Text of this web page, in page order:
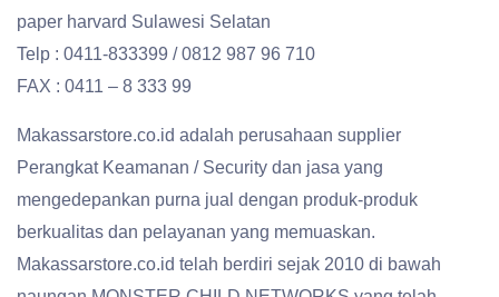
paper harvard Sulawesi Selatan
Telp : 0411-833399 / 0812 987 96 710
FAX : 0411 – 8 333 99
Makassarstore.co.id adalah perusahaan supplier
Perangkat Keamanan / Security dan jasa yang
mengedepankan purna jual dengan produk-produk
berkualitas dan pelayanan yang memuaskan.
Makassarstore.co.id telah berdiri sejak 2010 di bawah